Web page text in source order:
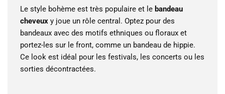
Le style bohème est très populaire et le bandeau
cheveux y joue un rôle central. Optez pour des
bandeaux avec des motifs ethniques ou floraux et
portez-les sur le front, comme un bandeau de hippie.
Ce look est idéal pour les festivals, les concerts ou les
sorties décontractées.